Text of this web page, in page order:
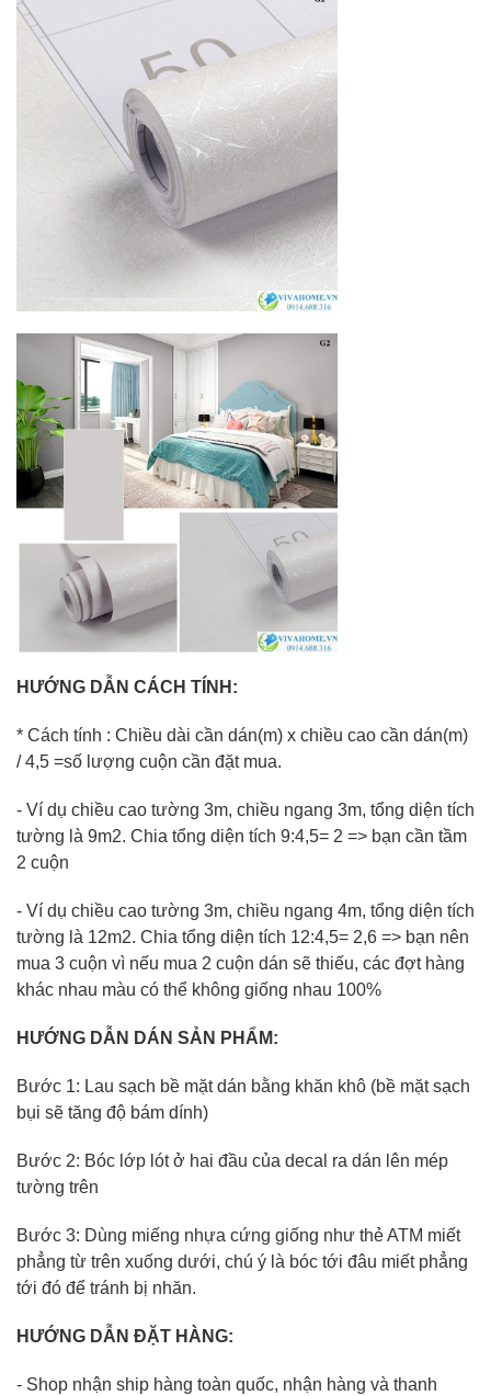
HƯỚNG DẪN CÁCH TÍNH:
* Cách tính : Chiều dài cần dán(m) x chiều cao cần dán(m)
/ 4,5 =số lượng cuộn cần đặt mua.
- Ví dụ chiều cao tường 3m, chiều ngang 3m, tổng diện tích
tường là 9m2. Chia tổng diện tích 9:4,5= 2 => bạn cần tầm
2 cuộn
- Ví dụ chiều cao tường 3m, chiều ngang 4m, tổng diện tích
tường là 12m2. Chia tổng diện tích 12:4,5= 2,6 => bạn nên
mua 3 cuộn vì nếu mua 2 cuộn dán sẽ thiếu, các đợt hàng
khác nhau màu có thể không giống nhau 100%
HƯỚNG DẪN DÁN SẢN PHẨM:
Bước 1: Lau sạch bề mặt dán bằng khăn khô (bề mặt sạch
bụi sẽ tăng độ bám dính)
Bước 2: Bóc lớp lót ở hai đầu của decal ra dán lên mép
tường trên
Bước 3: Dùng miếng nhựa cứng giống như thẻ ATM miết
phẳng từ trên xuống dưới, chú ý là bóc tới đâu miết phẳng
tới đó để tránh bị nhăn.
HƯỚNG DẪN ĐẶT HÀNG:
- Shop nhận ship hàng toàn quốc, nhận hàng và thanh